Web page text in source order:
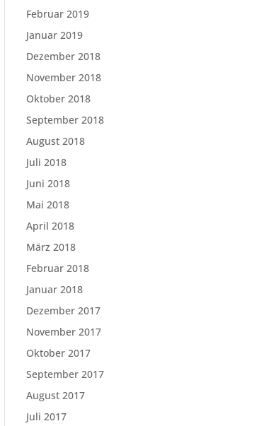
Februar 2019
Januar 2019
Dezember 2018
November 2018
Oktober 2018
September 2018
August 2018
Juli 2018
Juni 2018
Mai 2018
April 2018
März 2018
Februar 2018
Januar 2018
Dezember 2017
November 2017
Oktober 2017
September 2017
August 2017
Juli 2017